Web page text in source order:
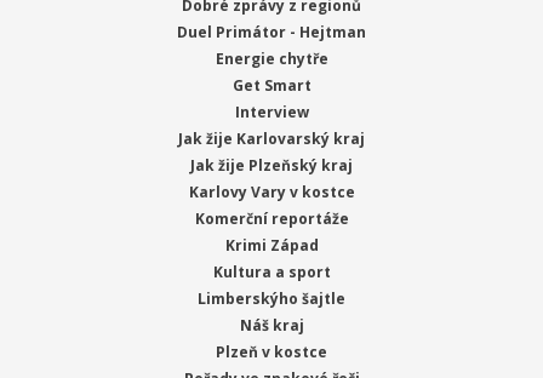
Dobré zprávy z regionů
Duel Primátor - Hejtman
Energie chytře
Get Smart
Interview
Jak žije Karlovarský kraj
Jak žije Plzeňský kraj
Karlovy Vary v kostce
Komerční reportáže
Krimi Západ
Kultura a sport
Limberskýho šajtle
Náš kraj
Plzeň v kostce